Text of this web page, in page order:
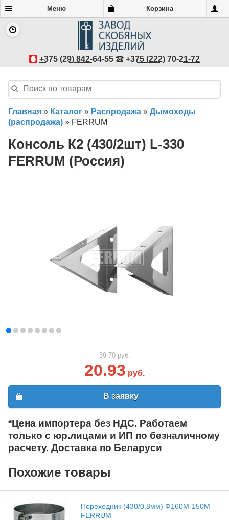
Меню Корзина
+375 (29) 842-64-55 +375 (222) 70-21-72
Главная » Каталог » Распродажа » Дымоходы
(распродажа) » FERRUM
Консоль К2 (430/2шт) L-330
FERRUM (Россия)
39.70 руб.
20.93 руб.
В заявку
*Цена импортера без НДС. Работаем
только с юр.лицами и ИП по безналичному
расчету. Доставка по Беларуси
Похожие товары
Переходник (430/0,8мм) Ф160М-150М
FERRUM